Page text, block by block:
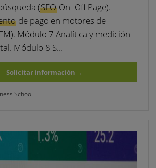
(SEOOn- Off Page). -
de pago en motores de
Módulo 7 Analítica y medición -
Módulo 8 S…
Solicitar información →
School